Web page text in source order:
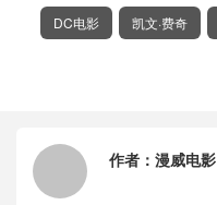
DC电影 凯文·费奇
作者： 漫威电影